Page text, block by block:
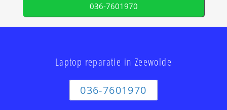
036-7601970
Laptop reparatie in Zeewolde
036-7601970